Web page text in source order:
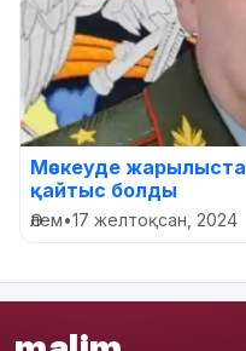
Мәскеуде
қайтыс болды
Әлем•17 желтоқсан, 2024